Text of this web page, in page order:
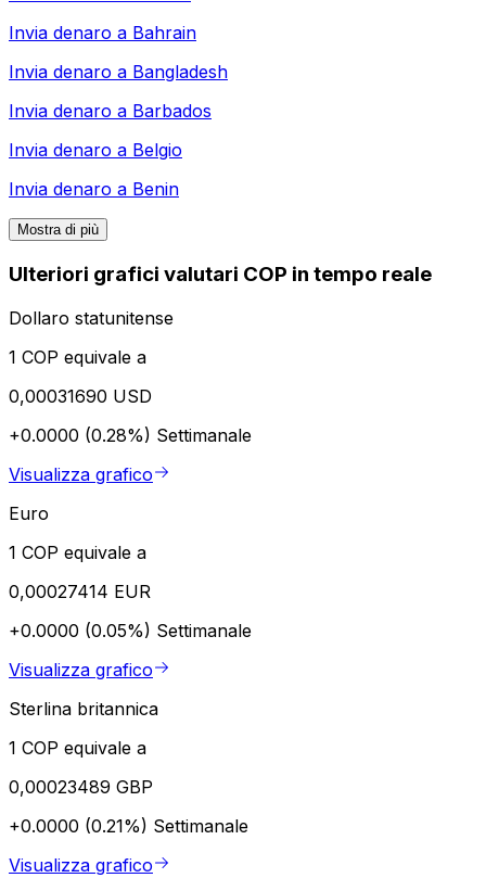
Invia denaro a Bahrain
Invia denaro a Bangladesh
Invia denaro a Barbados
Invia denaro a Belgio
Invia denaro a Benin
Mostra di più
Ulteriori grafici valutari COP in tempo reale
Dollaro statunitense
1 COP equivale a
0,00031690 USD
+0.0000 (0.28%) Settimanale
Visualizza grafico
Euro
1 COP equivale a
0,00027414 EUR
+0.0000 (0.05%) Settimanale
Visualizza grafico
Sterlina britannica
1 COP equivale a
0,00023489 GBP
+0.0000 (0.21%) Settimanale
Visualizza grafico